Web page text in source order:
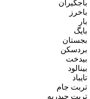
باجگیران
باخرز
بار
بایگ
بجستان
بردسکن
بیدخت
بینالود
تایباد
تربت جام
تربت حیدریه